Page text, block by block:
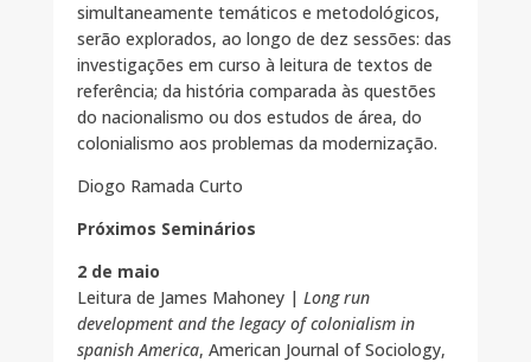
simultaneamente temáticos e metodológicos,
serão explorados, ao longo de dez sessões: das
investigações em curso à leitura de textos de
referência; da história comparada às questões
do nacionalismo ou dos estudos de área, do
colonialismo aos problemas da modernização.
Diogo Ramada Curto
Próximos Seminários
2 de maio
Leitura de James Mahoney | Long run
development and the legacy of colonialism in
spanish America, American Journal of Sociology,